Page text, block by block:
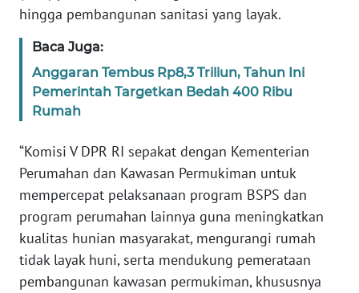
hingga pembangunan sanitasi yang layak.
Baca Juga:
Anggaran Tembus Rp8,3 Triliun, Tahun Ini
Pemerintah Targetkan Bedah 400 Ribu
Rumah
“Komisi V DPR RI sepakat dengan Kementerian
Perumahan dan Kawasan Permukiman untuk
mempercepat pelaksanaan program BSPS dan
program perumahan lainnya guna meningkatkan
kualitas hunian masyarakat, mengurangi rumah
tidak layak huni, serta mendukung pemerataan
pembangunan kawasan permukiman, khususnya
KARIR
DISCLAIMER
News
Regional
WN
SUMUT